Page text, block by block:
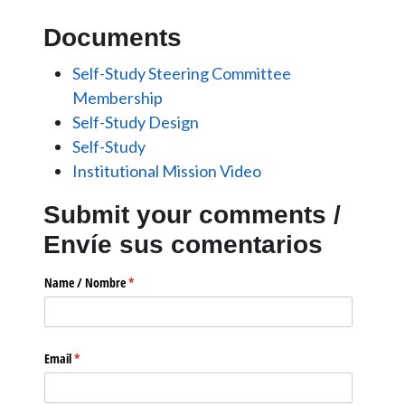
Documents
Self-Study Steering Committee
Membership
Self-Study Design
Self-Study
Institutional Mission Video
Submit your comments /
Envíe sus comentarios
Name /​ Nombre*
(required)
Email*
(required)